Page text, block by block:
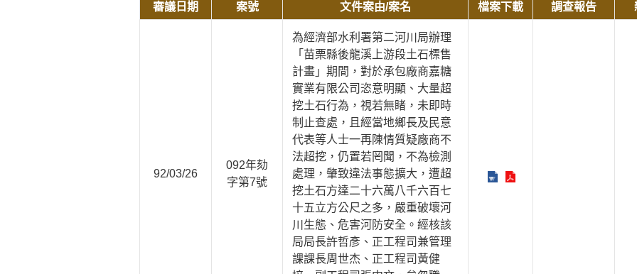
審議日期 案號 文件案由/案名 檔案下載 調查報告
92/03/26
092年劾
字第7號
為經濟部水利署第二河川局辦理
「苗栗縣後龍溪上游段土石標售
計畫」期間，對於承包廠商嘉糖
實業有限公司恣意明顯、大量超
挖土石行為，視若無睹，未即時
制止查處，且經當地鄉長及民意
代表等人士一再陳情質疑廠商不
法超挖，仍置若罔聞，不為檢測
處理，肇致違法事態擴大，遭超
挖土石方達二十六萬八千六百七
十五立方公尺之多，嚴重破壞河
川生態、危害河防安全。經核該
局局長許哲彥、正工程司兼管理
課課長周世杰、正工程司黃健